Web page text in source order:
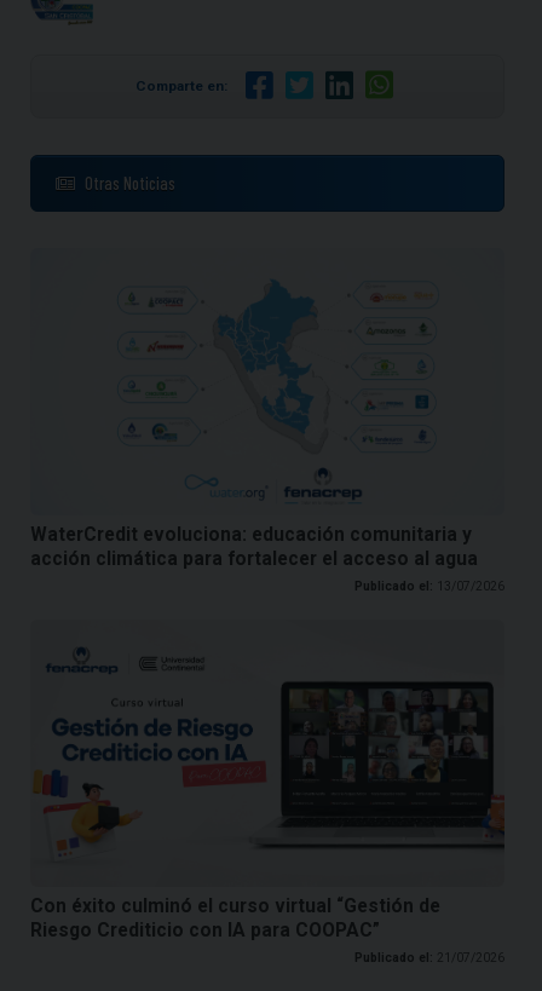
Comparte en:
Otras Noticias
WaterCredit evoluciona: educación comunitaria y
acción climática para fortalecer el acceso al agua
Publicado el: 13/07/2026
Con éxito culminó el curso virtual “Gestión de
Riesgo Crediticio con IA para COOPAC”
Publicado el: 21/07/2026